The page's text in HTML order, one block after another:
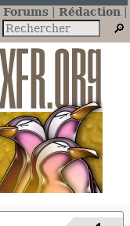
Forums
Rédaction